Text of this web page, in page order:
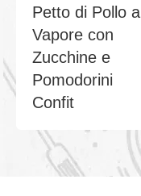
Petto di Pollo al
Vapore con
Zucchine e
Pomodorini
Confit